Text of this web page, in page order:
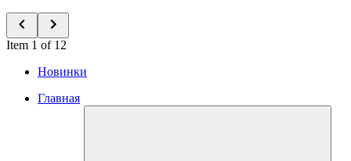
Item 1 of 12
Новинки
Главная